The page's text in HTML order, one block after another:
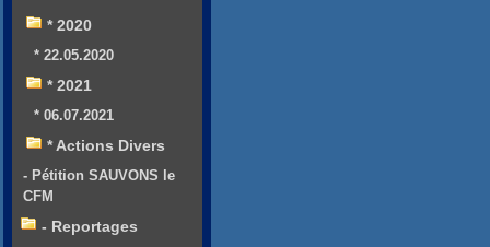
* 2020
* 22.05.2020
* 2021
* 06.07.2021
* Actions Divers
- Pétition SAUVONS le
CFM
- Reportages